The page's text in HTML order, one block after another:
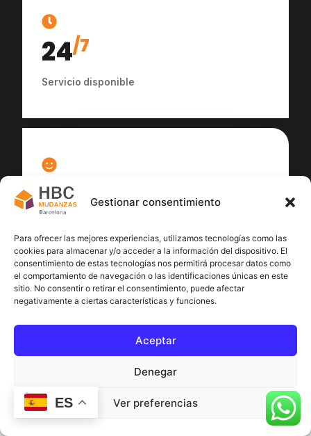
Gestionar consentimiento
Para ofrecer las mejores experiencias, utilizamos tecnologías como las
cookies para almacenar y/o acceder a la información del dispositivo. El
consentimiento de estas tecnologías nos permitirá procesar datos como
el comportamiento de navegación o las identificaciones únicas en este
sitio. No consentir o retirar el consentimiento, puede afectar
negativamente a ciertas características y funciones.
Aceptar
Denegar
Ver preferencias
24/7
Servicio disponible
100
ES